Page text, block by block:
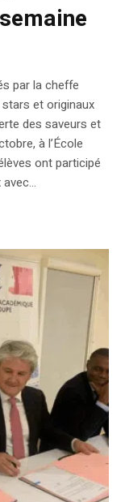
par la cheffe
et originaux
des saveurs et
à l’École
ont participé